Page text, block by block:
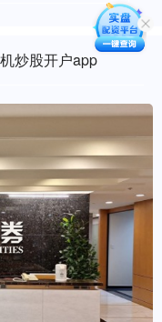
炒股开户app